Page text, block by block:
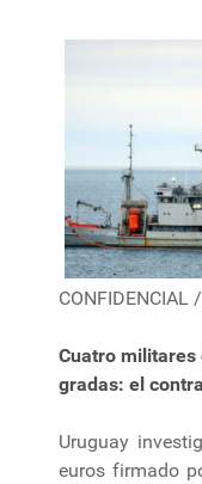
CONFIDENCIAL
Cuatro militares
gradas: el
Uruguay
euros firmado